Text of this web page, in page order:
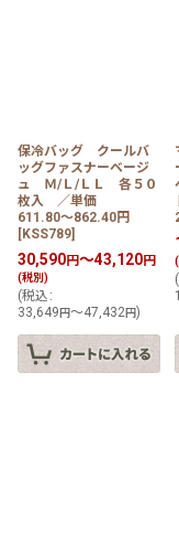
保冷バッグ クールバ
ッグファスナーベージ
ュ Ｍ/Ｌ/ＬＬ 各５０
枚入 ／単価
611.80〜862.40円
[KSS789]
30,590円～43,120円
(税別)
(税込 :
33,649 円～47,432円)
(